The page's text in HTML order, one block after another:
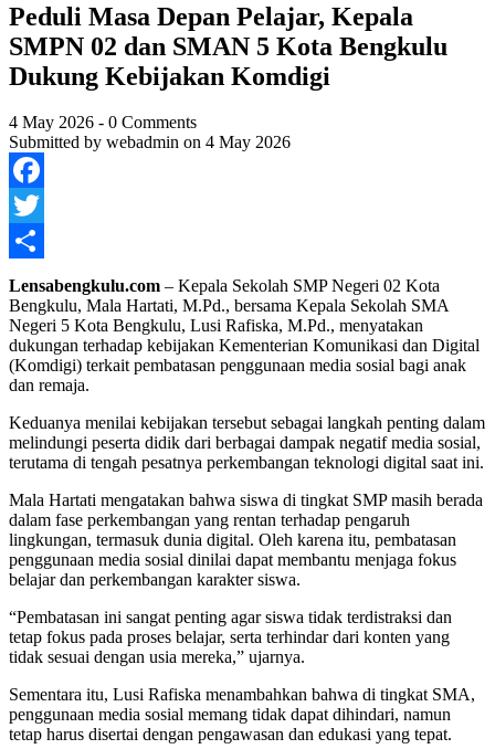
Peduli Masa Depan Pelajar, Kepala
SMPN 02 dan SMAN 5 Kota Bengkulu
Dukung Kebijakan Komdigi
4 May 2026 - 0 Comments
Submitted by webadmin on 4 May 2026
Facebook
Twitter
Share
Lensabengkulu.com – Kepala Sekolah SMP Negeri 02 Kota
Bengkulu, Mala Hartati, M.Pd., bersama Kepala Sekolah SMA
Negeri 5 Kota Bengkulu, Lusi Rafiska, M.Pd., menyatakan
dukungan terhadap kebijakan Kementerian Komunikasi dan Digital
(Komdigi) terkait pembatasan penggunaan media sosial bagi anak
dan remaja.
Keduanya menilai kebijakan tersebut sebagai langkah penting dalam
melindungi peserta didik dari berbagai dampak negatif media sosial,
terutama di tengah pesatnya perkembangan teknologi digital saat ini.
Mala Hartati mengatakan bahwa siswa di tingkat SMP masih berada
dalam fase perkembangan yang rentan terhadap pengaruh
lingkungan, termasuk dunia digital. Oleh karena itu, pembatasan
penggunaan media sosial dinilai dapat membantu menjaga fokus
belajar dan perkembangan karakter siswa.
“Pembatasan ini sangat penting agar siswa tidak terdistraksi dan
tetap fokus pada proses belajar, serta terhindar dari konten yang
tidak sesuai dengan usia mereka,” ujarnya.
Sementara itu, Lusi Rafiska menambahkan bahwa di tingkat SMA,
penggunaan media sosial memang tidak dapat dihindari, namun
tetap harus disertai dengan pengawasan dan edukasi yang tepat.